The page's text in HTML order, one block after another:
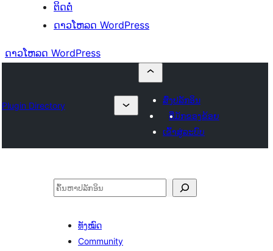
ຕິດຕໍ່
ດາວໂຫລດ WordPress
ດາວໂຫລດ WordPress
Plugin Directory
ສົ່ງປລັກອິນ
ທີ່ມັກຂອງຂ້ອຍ
ເຂົ້າສູ່ລະບົບ
ຄົ້ນຫາ
ທັງໝົດ
Community